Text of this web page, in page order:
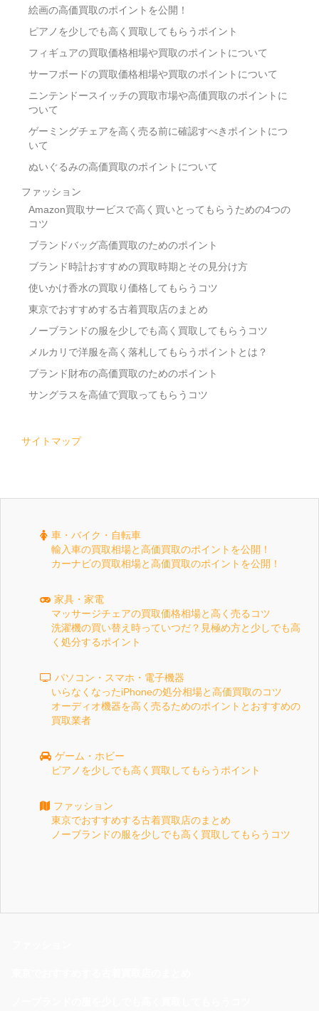
絵画の高価買取のポイントを公開！
ピアノを少しでも高く買取してもらうポイント
フィギュアの買取価格相場や買取のポイントについて
サーフボードの買取価格相場や買取のポイントについて
ニンテンドースイッチの買取市場や高価買取のポイントに
ついて
ゲーミングチェアを高く売る前に確認すべきポイントにつ
いて
ぬいぐるみの高価買取のポイントについて
ファッション
Amazon買取サービスで高く買いとってもらうための4つの
コツ
ブランドバッグ高価買取のためのポイント
ブランド時計おすすめの買取時期とその見分け方
使いかけ香水の買取り価格してもらうコツ
東京でおすすめする古着買取店のまとめ
ノーブランドの服を少しでも高く買取してもらうコツ
メルカリで洋服を高く落札してもらうポイントとは？
ブランド財布の高価買取のためのポイント
サングラスを高値で買取ってもらうコツ
サイトマップ
車・バイク・自転車
輸入車の買取相場と高価買取のポイントを公開！
カーナビの買取相場と高価買取のポイントを公開！
家具・家電
マッサージチェアの買取価格相場と高く売るコツ
洗濯機の買い替え時っていつだ？見極め方と少しでも高
く処分するポイント
パソコン・スマホ・電子機器
いらなくなったiPhoneの処分相場と高価買取のコツ
オーディオ機器を高く売るためのポイントとおすすめの
買取業者
ゲーム・ホビー
ピアノを少しでも高く買取してもらうポイント
ファッション
東京でおすすめする古着買取店のまとめ
ノーブランドの服を少しでも高く買取してもらうコツ